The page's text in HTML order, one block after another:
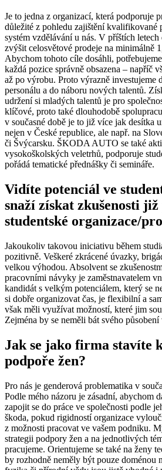
Je to jedna z organizací, která podporuje
důležité z pohledu zajištění kvalifikované
systém vzdělávání u nás. V příštích
zvýšit celosvětové prodeje na minimálně
Abychom tohoto cíle dosáhli,
každá pozice správně obsazena – napříč
až po výrobu. Proto výrazně investujeme
personálu a do náboru nových talentů.
udržení si mladých talentů je pro
klíčové, proto také dlouhodobě
v současné době je to již více jak desítka
nejen v České republice, ale např. na
či Švýcarsku. ŠKODA AUTO se také
vysokoškolských veletrhů, podporuje
pořádá tematické přednášky či semináře.
Vidíte potenciál ve
snaží získat zkušenosti
studentské organizace/
Jakoukoliv takovou iniciativu během
pozitivně. Veškeré zkrácené úvazky,
velkou výhodou. Absolvent se
pracovními návyky je zaměstnavatelem
kandidát s velkým potenciálem, který se
si dobře organizovat čas, je flexibilní a
však měli využívat možností, které jim
Zejména by se neměli bát svého
Jak se jako firma stavíte
podpoře žen?
Pro nás je genderová problematika v
Podle mého názoru je zásadní, abychom
zapojit se do práce ve společnosti podle
škoda, pokud rigidností organizace
z možnosti pracovat ve vašem podniku.
strategii podpory žen a na jednotlivých
pracujeme. Orientujeme se také na ženy
by rozhodně neměly být pouze doménou